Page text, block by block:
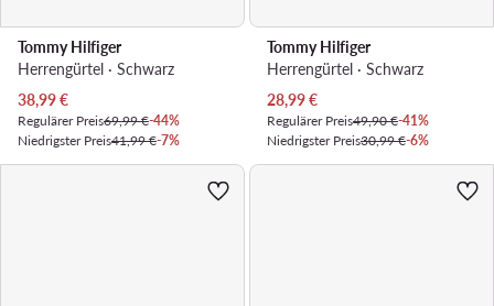
Tommy Hilfiger
Herrengürtel · Schwarz
Aktueller Preis
38,99€
Regulärer Preis69,99 €-44%
Niedrigster Preis41,99 €-7%
Tommy Hilfiger
Herrengürtel · Schwarz
Aktueller Preis
28,99€
Regulärer Preis49,90 €-41%
Niedrigster Preis30,99 €-6%